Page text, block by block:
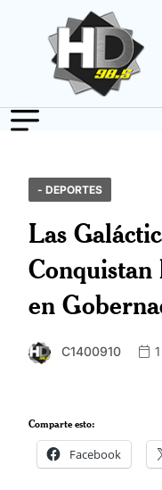
- DEPORTES
Las
Conquistan
en
C1400910
Comparte esto:
Facebook